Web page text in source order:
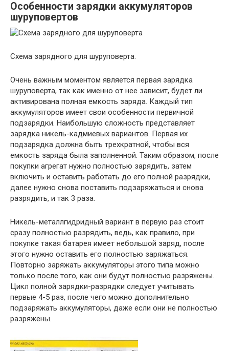
Особенности зарядки аккумуляторов
шуруповертов
Схема зарядного для шуруповерта.
Очень важным моментом является первая зарядка
шуруповерта, так как именно от нее зависит, будет ли
активирована полная емкость заряда. Каждый тип
аккумуляторов имеет свои особенности первичной
подзарядки. Наибольшую сложность представляет
зарядка никель-кадмиевых вариантов. Первая их
подзарядка должна быть трехкратной, чтобы вся
емкость заряда была заполненной. Таким образом, после
покупки агрегат нужно полностью зарядить, затем
включить и оставить работать до его полной разрядки,
далее нужно снова поставить подзаряжаться и снова
разрядить, и так 3 раза.
Никель-металлгидридный вариант в первую раз стоит
сразу полностью разрядить, ведь, как правило, при
покупке такая батарея имеет небольшой заряд, после
этого нужно оставить его полностью заряжаться.
Повторно заряжать аккумуляторы этого типа можно
только после того, как они будут полностью разряжены.
Цикл полной зарядки-разрядки следует учитывать
первые 4-5 раз, после чего можно дополнительно
подзаряжать аккумуляторы, даже если они не полностью
разряжены.